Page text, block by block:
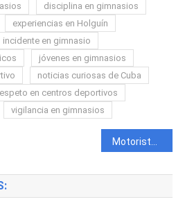
disciplina en gimnasios
experiencias en Holguín
incidente en gimnasio
jóvenes en gimnasios
noticias curiosas de Cuba
en centros deportivos
vigilancia en gimnasios
Motorista arrebata cadena en plena calle de La Habana y queda grabado por una cámara de seguridad